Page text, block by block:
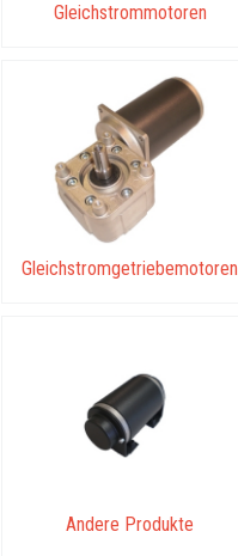
Gleichstrommotoren
Gleichstromgetriebemotoren
Andere Produkte